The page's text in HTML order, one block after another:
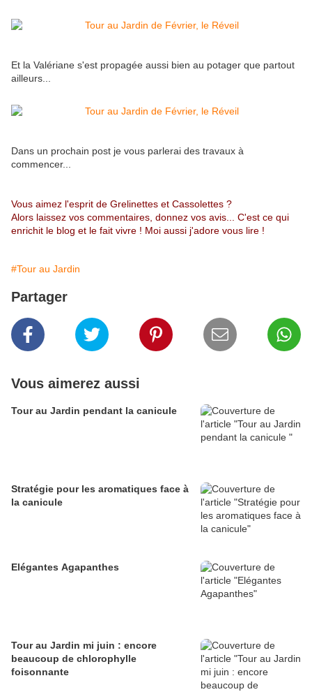
Et la Valériane s'est propagée aussi bien au potager que partout
ailleurs...
Dans un prochain post je vous parlerai des travaux à
commencer...
Vous aimez l'esprit de Grelinettes et Cassolettes ?
Alors laissez vos commentaires, donnez vos avis... C'est ce qui
enrichit le blog et le fait vivre ! Moi aussi j'adore vous lire !
#Tour au Jardin
Partager
Vous aimerez aussi
Tour au Jardin pendant la canicule
Stratégie pour les aromatiques face à
la canicule
Elégantes Agapanthes
Tour au Jardin mi juin : encore
beaucoup de chlorophylle
foisonnante